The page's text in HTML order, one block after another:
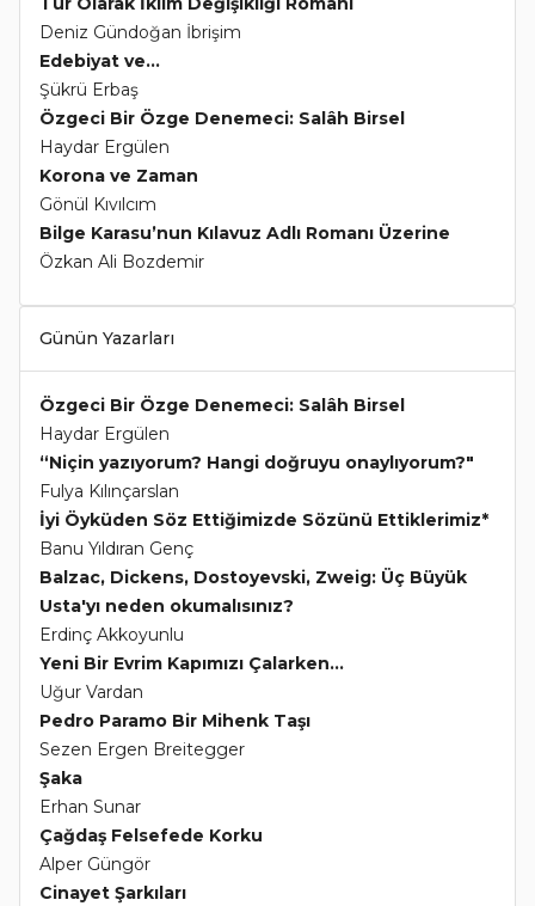
Deniz Gündoğan İbrişim
Edebiyat ve...
Şükrü Erbaş
Özgeci Bir Özge Denemeci: Salâh Birsel
Haydar Ergülen
Korona ve Zaman
Gönül Kıvılcım
Bilge Karasu’nun Kılavuz Adlı Romanı Üzerine
Özkan Ali Bozdemir
Günün Yazarları
Özgeci Bir Özge Denemeci: Salâh Birsel
Haydar Ergülen
“Niçin yazıyorum? Hangi doğruyu onaylıyorum?"
Fulya Kılınçarslan
İyi Öyküden Söz Ettiğimizde Sözünü Ettiklerimiz*
Banu Yıldıran Genç
Balzac, Dickens, Dostoyevski, Zweig: Üç Büyük
Usta'yı neden okumalısınız?
Erdinç Akkoyunlu
Yeni Bir Evrim Kapımızı Çalarken...
Uğur Vardan
Pedro Paramo Bir Mihenk Taşı
Sezen Ergen Breitegger
Şaka
Erhan Sunar
Çağdaş Felsefede Korku
Alper Güngör
Cinayet Şarkıları